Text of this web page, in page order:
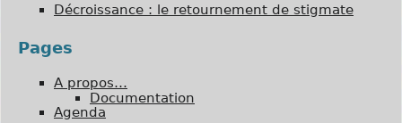
Décroissance : le retournement de stigmate
Pages
A propos…
Documentation
Agenda